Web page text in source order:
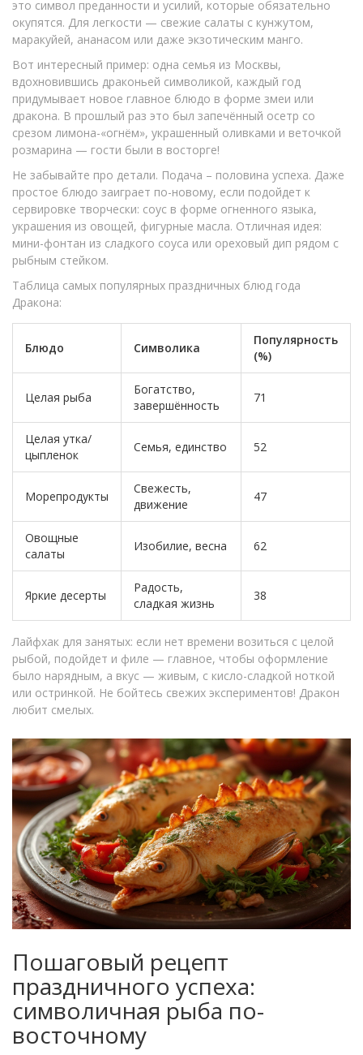
это символ преданности и усилий, которые обязательно
окупятся. Для легкости — свежие салаты с кунжутом,
маракуйей, ананасом или даже экзотическим манго.
Вот интересный пример: одна семья из Москвы,
вдохновившись драконьей символикой, каждый год
придумывает новое главное блюдо в форме змеи или
дракона. В прошлый раз это был запечённый осетр со
срезом лимона-«огнём», украшенный оливками и веточкой
розмарина — гости были в восторге!
Не забывайте про детали. Подача – половина успеха. Даже
простое блюдо заиграет по-новому, если подойдет к
сервировке творчески: соус в форме огненного языка,
украшения из овощей, фигурные масла. Отличная идея:
мини-фонтан из сладкого соуса или ореховый дип рядом с
рыбным стейком.
Таблица самых популярных праздничных блюд года
Дракона:
Блюдо Символика
Популярность
(%)
Целая рыба
Богатство,
завершённость
71
Целая утка/
цыпленок
Семья, единство 52
Морепродукты
Свежесть,
движение
47
Овощные
салаты
Изобилие, весна 62
Яркие десерты
Радость,
сладкая жизнь
38
Лайфхак для занятых: если нет времени возиться с целой
рыбой, подойдет и филе — главное, чтобы оформление
было нарядным, а вкус — живым, с кисло-сладкой ноткой
или остринкой. Не бойтесь свежих экспериментов! Дракон
любит смелых.
Пошаговый рецепт
праздничного успеха:
символичная рыба по-
восточному